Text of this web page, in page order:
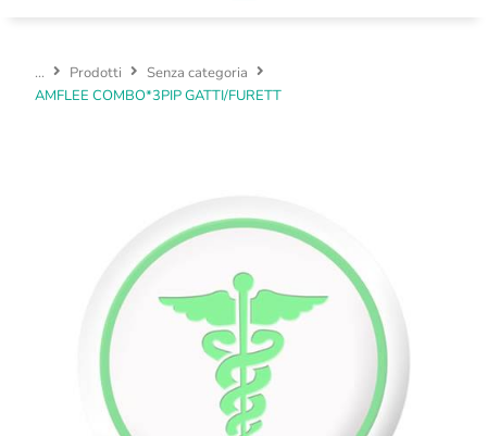
... Prodotti
Senza categoria
AMFLEE COMBO*3PIP GATTI/FURETT